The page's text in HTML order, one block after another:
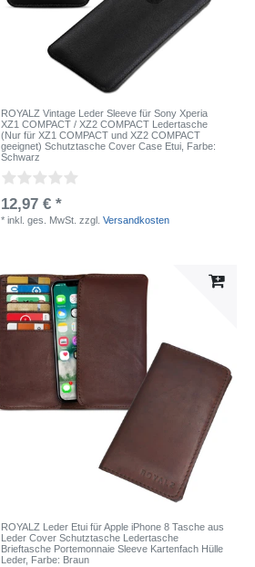
ROYALZ Vintage Leder Sleeve für Sony Xperia
XZ1 COMPACT / XZ2 COMPACT Ledertasche
(Nur für XZ1 COMPACT und XZ2 COMPACT
geeignet) Schutztasche Cover Case Etui , Farbe:
Schwarz
12,97 € *
*inkl. ges. MwSt. zzgl.Versandkosten
ROYALZ Leder Etui für Apple iPhone 8 Tasche aus
Leder Cover Schutztasche Ledertasche
Brieftasche Portemonnaie Sleeve Kartenfach Hülle
Leder, Farbe: Braun